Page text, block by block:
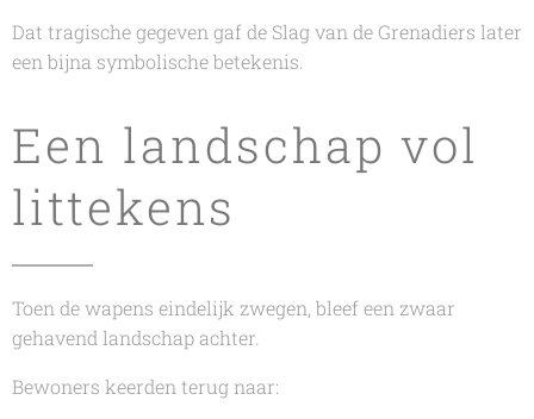
Dat tragische gegeven gaf de Slag van de Grenadiers later
een bijna symbolische betekenis.
Een landschap vol
littekens
Toen de wapens eindelijk zwegen, bleef een zwaar
gehavend landschap achter.
Bewoners keerden terug naar: